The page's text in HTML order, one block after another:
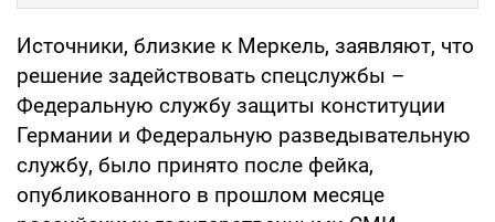
Источники, близкие к Меркель, заявляют, что
решение задействовать спецслужбы –
Федеральную службу защиты конституции
Германии и Федеральную разведывательную
службу, было принято после фейка,
опубликованного в прошлом месяце